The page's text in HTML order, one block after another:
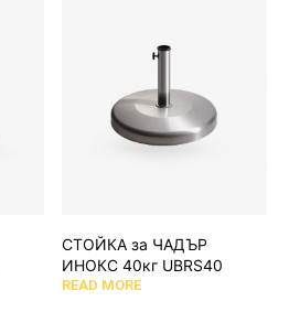
СТОЙКА за ЧАДЪР
ИНОКС 40кг UBRS40
READ MORE